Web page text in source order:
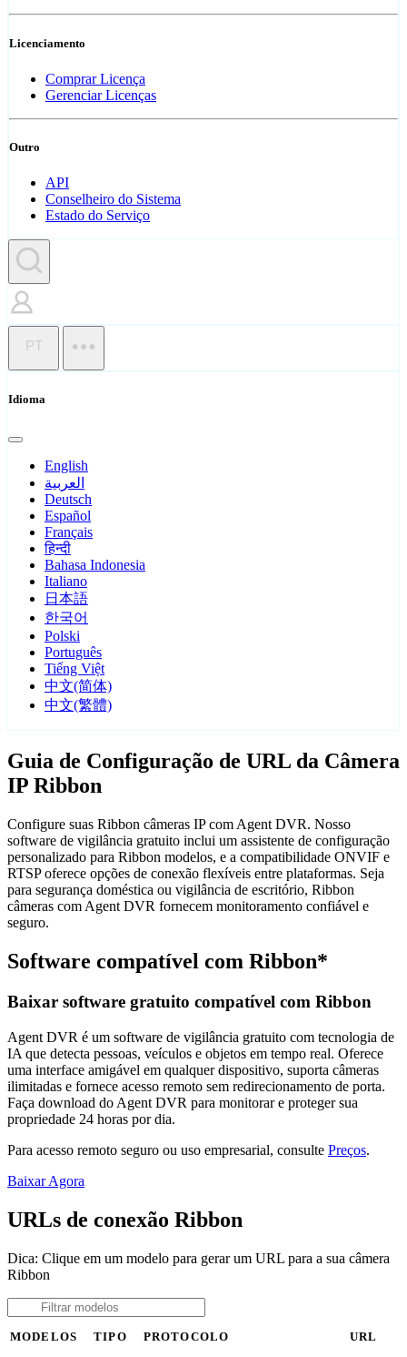
Licenciamento
Comprar Licença
Gerenciar Licenças
Outro
API
Conselheiro do Sistema
Estado do Serviço
PT
Idioma
English
العربية
Deutsch
Español
Français
हिन्दी
Bahasa Indonesia
Italiano
日本語
한국어
Polski
Português
Tiếng Việt
中文(简体)
中文(繁體)
Guia de Configuração de URL da Câmera
IP Ribbon
Configure suas Ribbon câmeras IP com Agent DVR. Nosso
software de vigilância gratuito inclui um assistente de configuração
personalizado para Ribbon modelos, e a compatibilidade ONVIF e
RTSP oferece opções de conexão flexíveis entre plataformas. Seja
para segurança doméstica ou vigilância de escritório, Ribbon
câmeras com Agent DVR fornecem monitoramento confiável e
seguro.
Software compatível com Ribbon*
Baixar software gratuito compatível com Ribbon
Agent DVR é um software de vigilância gratuito com tecnologia de
IA que detecta pessoas, veículos e objetos em tempo real. Oferece
uma interface amigável em qualquer dispositivo, suporta câmeras
ilimitadas e fornece acesso remoto sem redirecionamento de porta.
Faça download do Agent DVR para monitorar e proteger sua
propriedade 24 horas por dia.
Para acesso remoto seguro ou uso empresarial, consulte Preços.
Baixar Agora
URLs de conexão Ribbon
Dica: Clique em um modelo para gerar um URL para a sua câmera
Ribbon
MODELOS TIPO PROTOCOLO URL